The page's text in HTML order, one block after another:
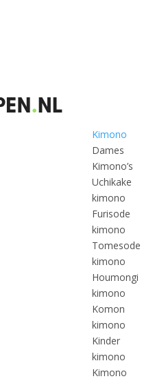
Kimono
Dames
Kimono’s
Uchikake
kimono
Furisode
kimono
Tomesode
kimono
Houmongi
kimono
Komon
kimono
Kinder
kimono
Kimono